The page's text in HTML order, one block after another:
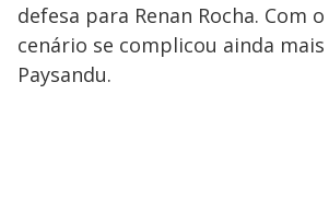
defesa para Renan Rocha. Com
cenário se complicou ainda
Paysandu.